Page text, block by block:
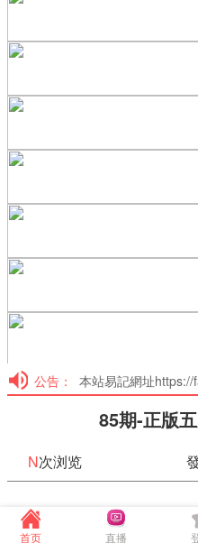
公告： 本站易記網址https://
85期-正版
N次浏览
85期-正版五鬼运财会员料
首页 直播